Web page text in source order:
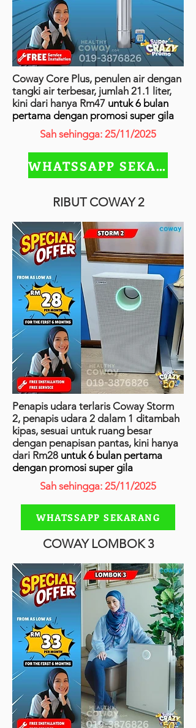
Coway Core Plus, penulen air dengan
tangki air terbesar, jumlah 21.1 liter,
kini dari hanya Rm47 untuk 6 bulan
pertama dengan promosi super gila
Sah sehingga: 25/11/2025
WHATSSAPP SEKARANG
RIBUT COWAY 2
Penapis udara terlaris Coway Storm
2, penapis udara 2 dalam 1 ditambah
kipas, sesuai untuk ruang besar
dengan penapisan pantas, kini hanya
dari Rm28 untuk 6 bulan pertama
dengan promosi super gila
Sah sehingga: 25/11/2025
WHATSSAPP SEKARANG
COWAY LOMBOK 3